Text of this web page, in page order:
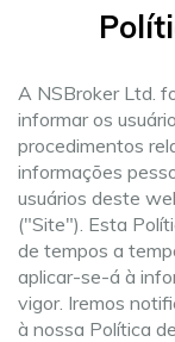
A NSBroker Ltd.
informar os
procedimentos
informações
usuários deste
("Site"). Esta
de tempos a
aplicar-se-á à
vigor. Iremos
à nossa Política